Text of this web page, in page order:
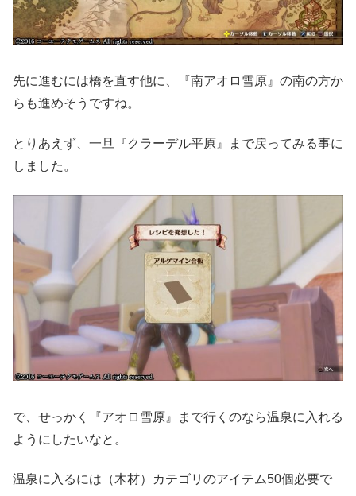
先に進むには橋を直す他に、『南アオロ雪原』の南の方か
らも進めそうですね。
とりあえず、一旦『クラーデル平原』まで戻ってみる事に
しました。
で、せっかく『アオロ雪原』まで行くのなら温泉に入れる
ようにしたいなと。
温泉に入るには（木材）カテゴリのアイテム50個必要で